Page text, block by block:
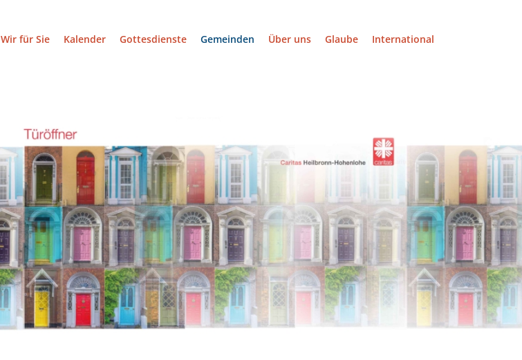
Wir für Sie Kalender Gottesdienste Gemeinden Über uns Glaube International